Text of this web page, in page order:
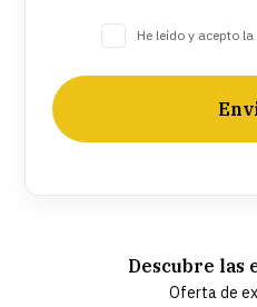
He leído y acepto la
Descubre las
Oferta de